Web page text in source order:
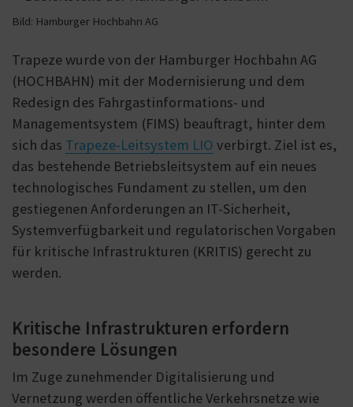
Bild: Hamburger Hochbahn AG
Trapeze wurde von der Hamburger Hochbahn AG
(HOCHBAHN) mit der Modernisierung und dem
Redesign des Fahrgastinformations- und
Managementsystem (FIMS) beauftragt, hinter dem
sich das Trapeze-Leitsystem LIO verbirgt. Ziel ist es,
das bestehende Betriebsleitsystem auf ein neues
technologisches Fundament zu stellen, um den
gestiegenen Anforderungen an IT-Sicherheit,
Systemverfügbarkeit und regulatorischen Vorgaben
für kritische Infrastrukturen (KRITIS) gerecht zu
werden.
Kritische Infrastrukturen erfordern
besondere Lösungen
Im Zuge zunehmender Digitalisierung und
Vernetzung werden öffentliche Verkehrsnetze wie